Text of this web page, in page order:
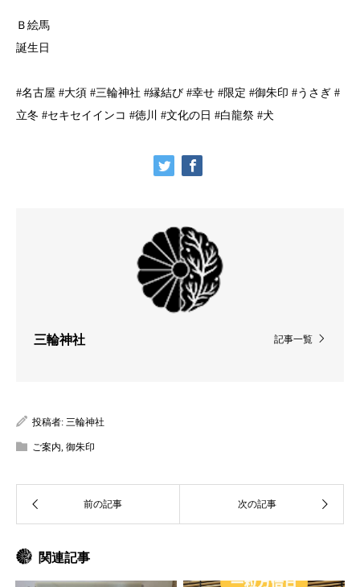
Ｂ絵馬
誕生日
#名古屋 #大須 #三輪神社 #縁結び #幸せ #限定 #御朱印 #うさぎ #
立冬 #セキセイインコ #徳川 #文化の日 #白龍祭 #犬
記事一覧
三輪神社
投稿者: 三輪神社
ご案内, 御朱印
関連記事